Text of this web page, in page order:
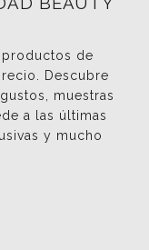
de
Descubre
muestras
a las últimas
y mucho